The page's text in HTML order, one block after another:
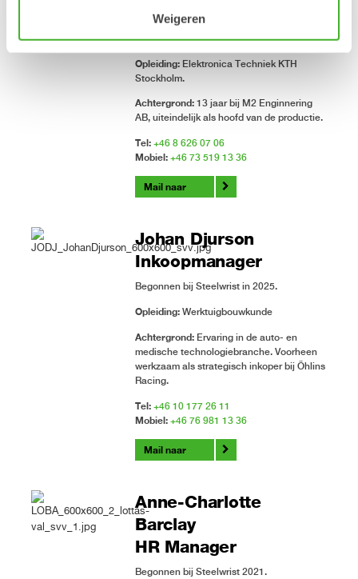
Weigeren
VP Production
Begonnen bij Steelwrist in 2010.
Opleiding:Elektronica Techniek KTH
Stockholm.
Achtergrond:13 jaar bij M2 Enginnering
AB, uiteindelijk als hoofd van de productie.
Tel: +46 8 626 07 06
Mobiel: +46 73 519 13 36
Mail naar
Johan Djurson
Inkoopmanager
Begonnen bij Steelwrist in 2025.
Opleiding: Werktuigbouwkunde
Achtergrond: Ervaring in de auto- en
medische technologiebranche. Voorheen
werkzaam als strategisch inkoper bij Öhlins
Racing.
Tel: +46 10 177 26 11
Mobiel: +46 76 981 13 36
Mail naar
Anne-Charlotte
Barclay
HR Manager
Begonnen bij Steelwrist 2021.